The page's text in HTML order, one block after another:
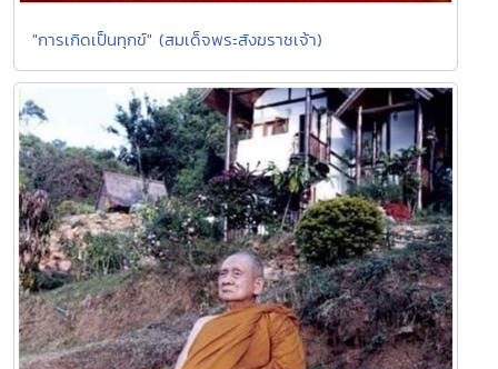
"การเกิดเป็นทุกข์" (สมเด็จพระสังฆราชเจ้า)